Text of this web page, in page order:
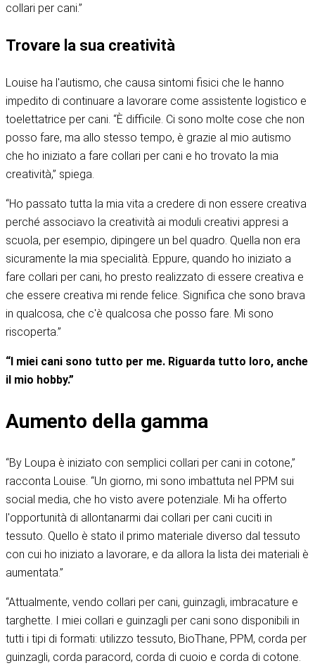
collari per cani.”
Trovare la sua creatività
Louise ha l'autismo, che causa sintomi fisici che le hanno
impedito di continuare a lavorare come assistente logistico e
toelettatrice per cani. “È difficile. Ci sono molte cose che non
posso fare, ma allo stesso tempo, è grazie al mio autismo
che ho iniziato a fare collari per cani e ho trovato la mia
creatività,” spiega.
“Ho passato tutta la mia vita a credere di non essere creativa
perché associavo la creatività ai moduli creativi appresi a
scuola, per esempio, dipingere un bel quadro. Quella non era
sicuramente la mia specialità. Eppure, quando ho iniziato a
fare collari per cani, ho presto realizzato di essere creativa e
che essere creativa mi rende felice. Significa che sono brava
in qualcosa, che c'è qualcosa che posso fare. Mi sono
riscoperta.”
“I miei cani sono tutto per me. Riguarda tutto loro, anche
il mio hobby.”
Aumento della gamma
“By Loupa è iniziato con semplici collari per cani in cotone,”
racconta Louise. “Un giorno, mi sono imbattuta nel PPM sui
social media, che ho visto avere potenziale. Mi ha offerto
l'opportunità di allontanarmi dai collari per cani cuciti in
tessuto. Quello è stato il primo materiale diverso dal tessuto
con cui ho iniziato a lavorare, e da allora la lista dei materiali è
aumentata.”
“Attualmente, vendo collari per cani, guinzagli, imbracature e
targhette. I miei collari e guinzagli per cani sono disponibili in
tutti i tipi di formati: utilizzo tessuto, BioThane, PPM, corda per
guinzagli, corda paracord, corda di cuoio e corda di cotone.